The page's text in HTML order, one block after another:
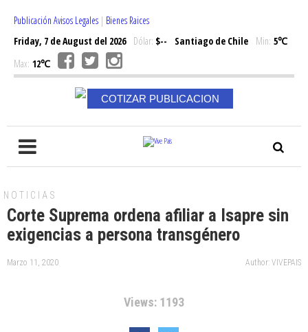
Publicación Avisos Legales | Bienes Raices
Friday, 7 de August del 2026Dólar: $-- Santiago de Chile Min: 5℃
Max: 12℃
COTIZAR PUBLICACION
NOTICIAS
Corte Suprema ordena afiliar a Isapre sin
exigencias a persona transgénero
Marzo 11, 2020 Author: VIVEPAIS
Views: 1193